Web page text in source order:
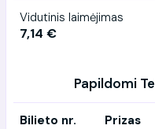
Vidutinis laimėjimas
7,14 €
Papildomi
Bilieto nr. Prizas